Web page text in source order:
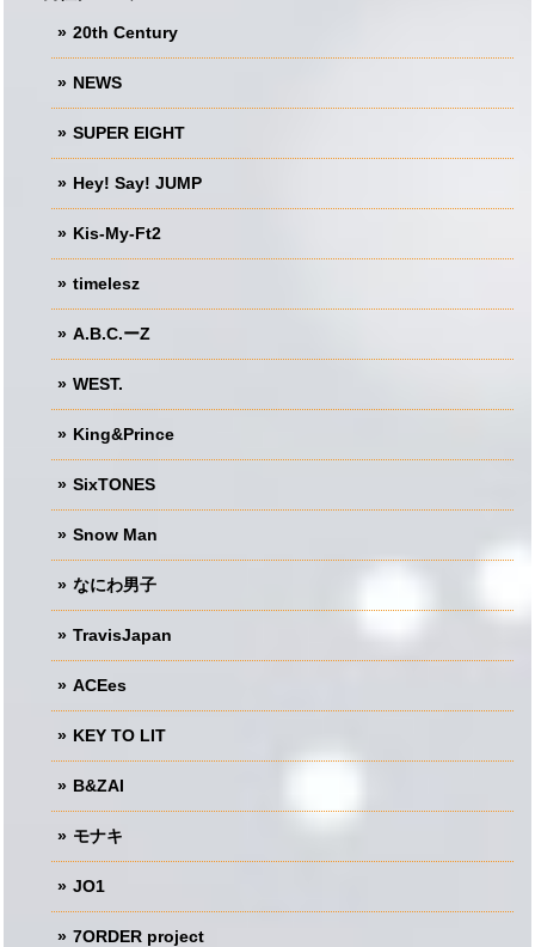
20th Century
NEWS
SUPER EIGHT
Hey! Say! JUMP
Kis-My-Ft2
timelesz
A.B.C.ーZ
WEST.
King&Prince
SixTONES
Snow Man
なにわ男子
TravisJapan
ACEes
KEY TO LIT
B&ZAI
モナキ
JO1
7ORDER project